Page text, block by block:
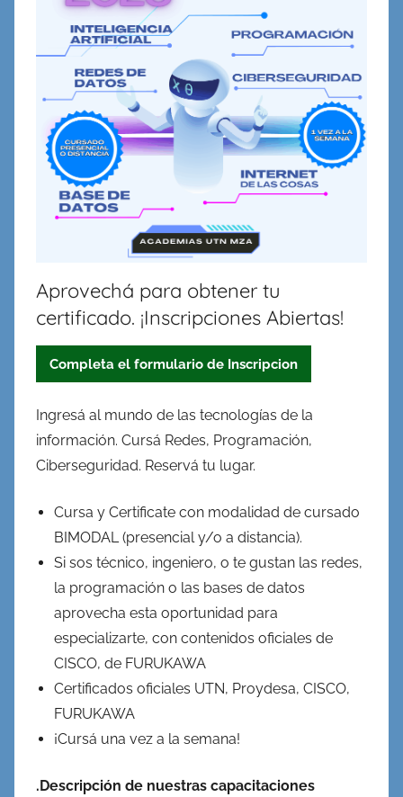
Virtualidad
Aprovechá para obtener tu
certificado. ¡Inscripciones Abiertas!
Completa el formulario de Inscripcion
Ingresá al mundo de las tecnologías de la
información. Cursá Redes, Programación,
Ciberseguridad. Reservá tu lugar.
Cursa y Certificate con modalidad de cursado
BIMODAL (presencial y/o a distancia).
Si sos técnico, ingeniero, o te gustan las redes,
la programación o las bases de datos
aprovecha esta oportunidad para
especializarte, con contenidos oficiales de
CISCO, de FURUKAWA
Certificados oficiales UTN, Proydesa, CISCO,
FURUKAWA
¡Cursá una vez a la semana!
.Descripción de nuestras capacitaciones